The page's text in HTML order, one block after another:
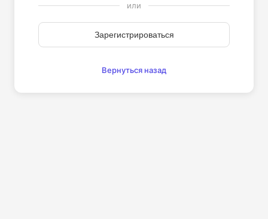
или
Зарегистрироваться
Вернуться назад